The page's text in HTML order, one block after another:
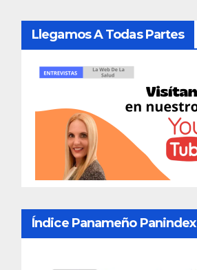
Llegamos A Todas Partes
Índice Panameño Panindex